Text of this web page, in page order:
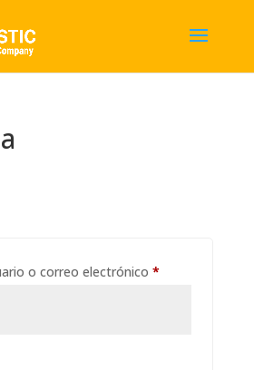
o correo electrónico *Obligatorio